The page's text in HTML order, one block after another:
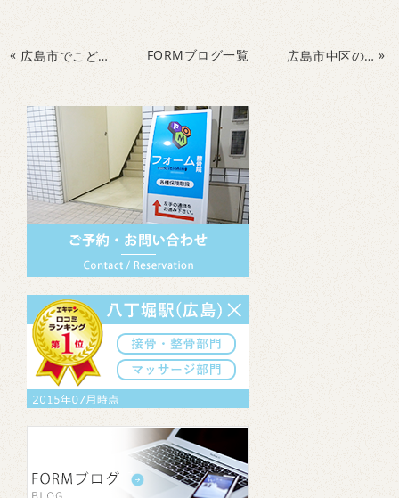
« 広島市でこどもトレーニングスクールならライフキネティックはいかがですか FORMブログ一覧 広島市中区の整骨院でこどもの運動神経向上！サッカーや野球がさらに上達するトレーニングスクール！！ »